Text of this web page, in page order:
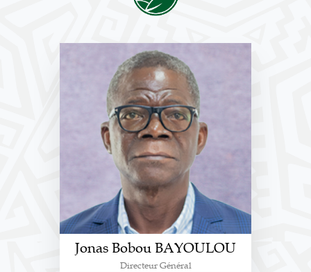
Jonas Bobou BAYOULOU
Directeur Général